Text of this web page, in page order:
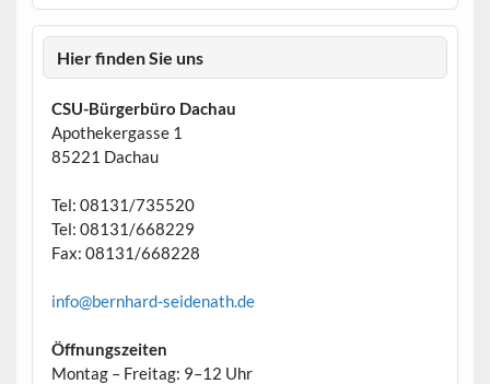
Hier finden Sie uns
CSU-Bürgerbüro Dachau
Apothekergasse 1
85221 Dachau
Tel: 08131/735520
Tel: 08131/668229
Fax: 08131/668228
info@bernhard-seidenath.de
Öffnungszeiten
Montag – Freitag: 9–12 Uhr